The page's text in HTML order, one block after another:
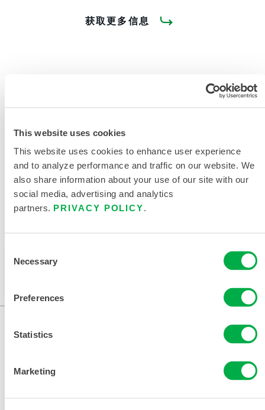
This website uses cookies
This website uses cookies to enhance user experience
and to analyze performance and traffic on our website. We
also share information about your use of our site with our
social media, advertising and analytics
partners. PRIVACY POLICY.
Selection
Necessary
Preferences
Statistics
Marketing
获取更多信息
产品资料
相关文件
此产品通常不在您所在的区域销售。您可以在页面顶部